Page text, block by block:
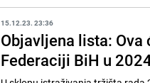
15.12.23. 23:36
Objavljena lista:
Federaciji BiH u